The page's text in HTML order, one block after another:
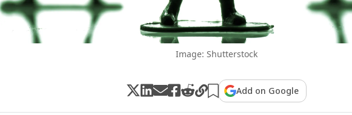
Image: Shutterstock
Add on Google